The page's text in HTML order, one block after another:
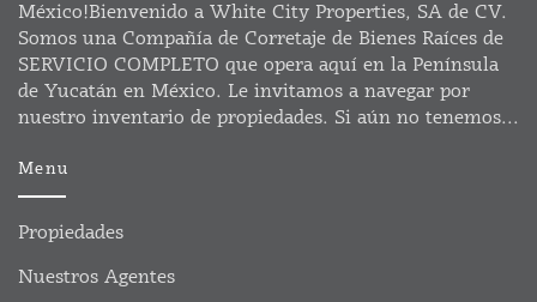
México!Bienvenido a White City Properties, SA de CV.
Somos una Compañía de Corretaje de Bienes Raíces de
SERVICIO COMPLETO que opera aquí en la Península
de Yucatán en México. Le invitamos a navegar por
nuestro inventario de propiedades. Si aún no tenemos...
Menu
Propiedades
Nuestros Agentes